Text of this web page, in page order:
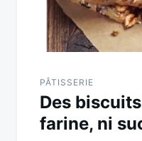
PÂTISSERIE
Des
farine, ni